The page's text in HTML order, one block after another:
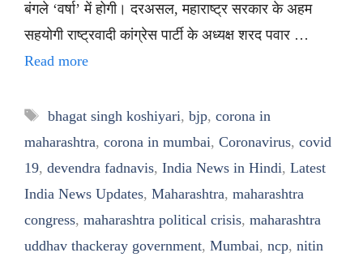
बंगले ‘वर्षा’ में होगी। दरअसल, महाराष्ट्र सरकार के अहम
सहयोगी राष्ट्रवादी कांग्रेस पार्टी के अध्यक्ष शरद पवार …
Read more
Tags
bhagat singh koshiyari, bjp, corona in
maharashtra, corona in mumbai, Coronavirus, covid
19, devendra fadnavis, India News in Hindi, Latest
India News Updates, Maharashtra, maharashtra
congress, maharashtra political crisis, maharashtra
uddhav thackeray government, Mumbai, ncp, nitin